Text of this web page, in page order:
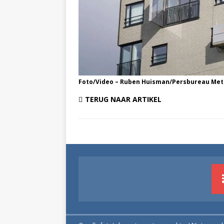
Foto/Video – Ruben Huisman/Persbureau
TERUG NAAR ARTIKEL